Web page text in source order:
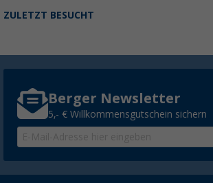
ZULETZT BESUCHT
Berger Newsletter
5,- € Willkommensgutschein sichern